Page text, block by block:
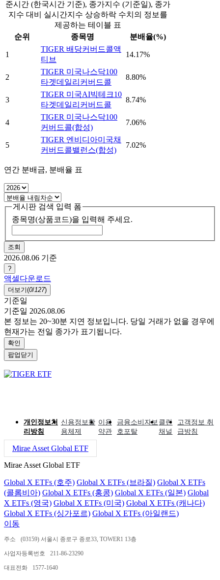
준시간 (한국시간 기준), 종가지수 (기준일), 종가
지수 대비 실시간지수 상승하락 수치의 정보를
제공하는 테이블 표
순위
종목명 분배율(%)
1
TIGER 배당커버드콜액
티브
14.17%
2
TIGER 미국나스닥100
타겟데일리커버드콜
8.80%
3
TIGER 미국AI빅테크10
타겟데일리커버드콜
8.74%
4
TIGER 미국나스닥100
커버드콜(합성)
7.06%
5
TIGER 엔비디아미국채
커버드콜밸런스(합성)
7.02%
연간 분배금, 분배율 표
게시판 검색 입력 폼
종목명(상품코드)을 입력해 주세요.
조회
2026.08.06 기준
?
액셀다운로드
더보기(0/127)
기준일
기준일 2026.08.06
본 정보는 20~30분 지연 정보입니다. 당일 거래가 없을 경우에
현재가는 전일 종가가 표기됩니다.
확인
팝업닫기
개인정보처
리방침
신용정보활
용체제
이용
약관
금융소비자보
호포탈
클린
채널
고객정보 취
급방침
Mirae Asset Global ETF
Mirae Asset Global ETF
Global X ETFs (호주) Global X ETFs (브라질) Global X ETFs
(콜롬비아) Global X ETFs (홍콩) Global X ETFs (일본) Global
X ETFs (영국) Global X ETFs (미국) Global X ETFs (캐나다)
Global X ETFs (싱가포르) Global X ETFs (아일랜드)
이동
주소 (03159) 서울시 종로구 종로33, TOWER1 13층
사업자등록번호 211-86-23290
대표전화 1577-1640